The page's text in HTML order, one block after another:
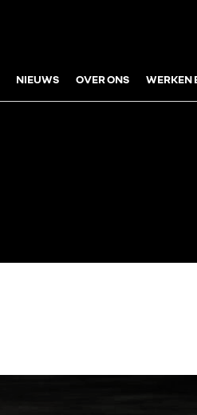
NIEUWS OVER ONS WERKEN